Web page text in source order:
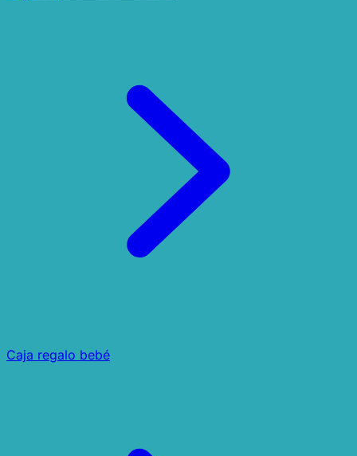
Caja regalo bebé